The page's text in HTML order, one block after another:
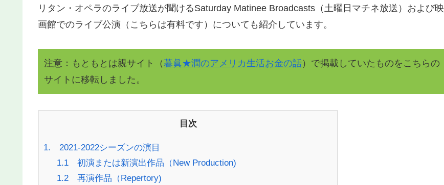
リタン・オペラのライブ放送が聞けるSaturday Matinee Broadcasts（土曜日マチネ放送）および映
画館でのライブ公演（こちらは有料です）についても紹介しています。
注意：もともとは親サイト（暮眞★潤のアメリカ生活お金の話）で掲載していたものをこちらの
サイトに移転しました。
目次
1. 2021-2022シーズンの演目
1.1 初演または新演出作品（New Production)
1.2 再演作品（Repertory)